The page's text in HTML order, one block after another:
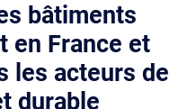
bâtiments
en France et
les acteurs de
durable